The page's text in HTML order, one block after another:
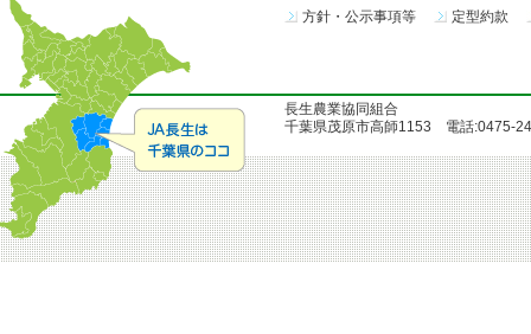
方針・公示事項等 定型約款
長生農業協同組合
千葉県茂原市高師1153 電話:0475-